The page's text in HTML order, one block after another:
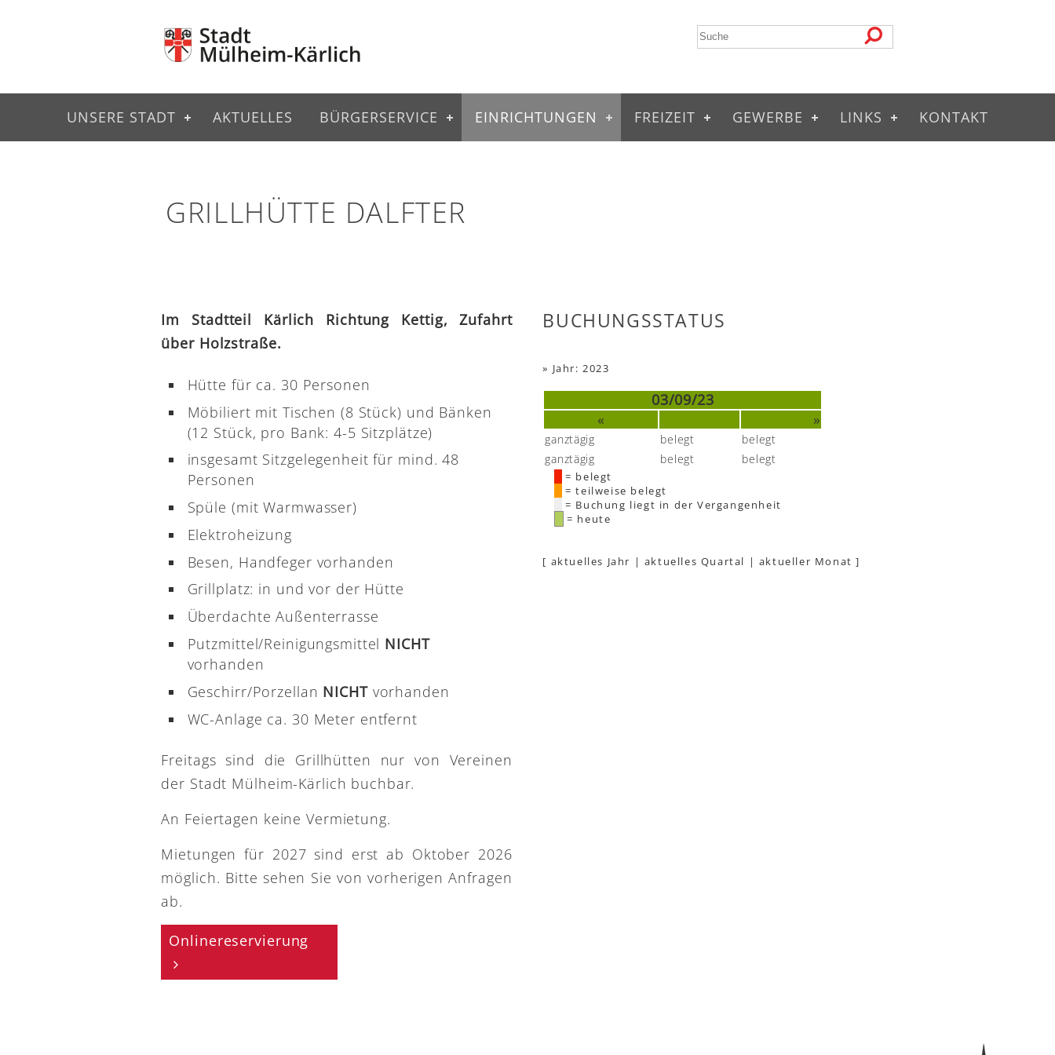
UNSERE STADT AKTUELLES BÜRGERSERVICE EINRICHTUNGEN FREIZEIT GEWERBE LINKS KONTAKT
GRILLHÜTTE DALFTER
Im Stadtteil Kärlich Richtung Kettig, Zufahrt
über Holzstraße.
Hütte für ca. 30 Personen
Möbiliert mit Tischen (8 Stück) und Bänken
(12 Stück, pro Bank: 4-5 Sitzplätze)
insgesamt Sitzgelegenheit für mind. 48
Personen
Spüle (mit Warmwasser)
Elektroheizung
Besen, Handfeger vorhanden
Grillplatz: in und vor der Hütte
Überdachte Außenterrasse
Putzmittel/Reinigungsmittel NICHT
vorhanden
Geschirr/Porzellan NICHT vorhanden
WC-Anlage ca. 30 Meter entfernt
Freitags sind die Grillhütten nur von Vereinen
der Stadt Mülheim-Kärlich buchbar.
An Feiertagen keine Vermietung.
Mietungen für 2027 sind erst ab Oktober 2026
möglich. Bitte sehen Sie von vorherigen Anfragen
ab.
Onlinereservierung
BUCHUNGSSTATUS
» Jahr: 2023
03/09/23
«
»
ganztägig belegt
belegt
ganztägig
belegt belegt
= belegt
= teilweise belegt
= Buchung liegt in der Vergangenheit
= heute
[ aktuelles Jahr | aktuelles Quartal | aktueller Monat ]